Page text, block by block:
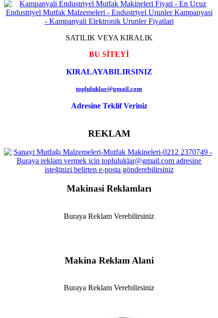
SATILIK VEYA KIRALIK
BU SİTEYİ
KIRALAYABILIRSINIZ
topluluklar@gmail.com
Adresine Teklif Veriniz
REKLAM
Makinasi Reklamları
Buraya Reklam Verebilirsiniz
Makina Reklam Alani
Buraya Reklam Verebilirsiniz